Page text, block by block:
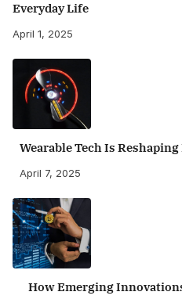
Everyday Life
April 1, 2025
Wearable Tech Is
April 7, 2025
How Emerging